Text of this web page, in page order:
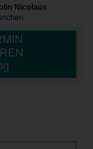
Nicolaus